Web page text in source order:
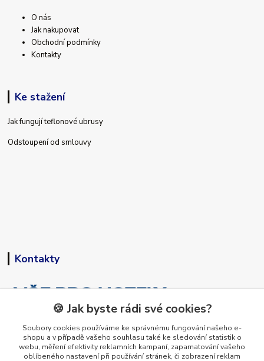
O nás
Jak nakupovat
Obchodní podmínky
Kontakty
Ke stažení
Jak fungují teflonové ubrusy
Odstoupení od smlouvy
Kontakty
+420 773 794 023
Pondělí-pátek 9-15 hodin
🍪 Jak byste rádi své cookies?
Soubory cookies používáme ke správnému fungování našeho e-
shopu a v případě vašeho souhlasu také ke sledování statistik o
webu, měření efektivity reklamních kampaní, zapamatování vašeho
oblíbeného nastavení při používání stránek, či zobrazení reklam